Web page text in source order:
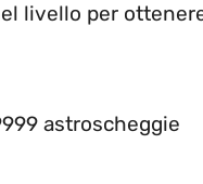
livello per
astroscheggie